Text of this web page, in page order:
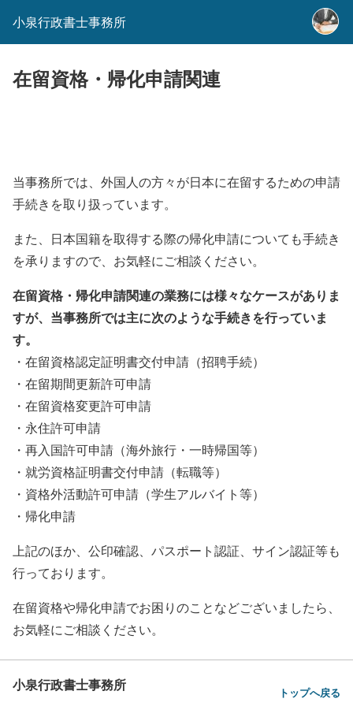
小泉行政書士事務所
在留資格・帰化申請関連
当事務所では、外国人の方々が日本に在留するための申請
手続きを取り扱っています。
また、日本国籍を取得する際の帰化申請についても手続き
を承りますので、お気軽にご相談ください。
在留資格・帰化申請関連の業務には様々なケースがありま
すが、当事務所では主に次のような手続きを行っていま
す。
・在留資格認定証明書交付申請（招聘手続）
・在留期間更新許可申請
・在留資格変更許可申請
・永住許可申請
・再入国許可申請（海外旅行・一時帰国等）
・就労資格証明書交付申請（転職等）
・資格外活動許可申請（学生アルバイト等）
・帰化申請
上記のほか、公印確認、パスポート認証、サイン認証等も
行っております。
在留資格や帰化申請でお困りのことなどございましたら、
お気軽にご相談ください。
小泉行政書士事務所 トップへ戻る